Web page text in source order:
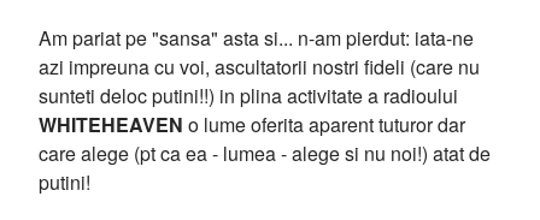
Am pariat pe "sansa" asta si... n-am pierdut: iata-ne
azi impreuna cu voi, ascultatorii nostri fideli (care nu
sunteti deloc putini!!) in plina activitate a radioului
WHITEHEAVEN o lume oferita aparent tuturor dar
care alege (pt ca ea - lumea - alege si nu noi!) atat de
putini!